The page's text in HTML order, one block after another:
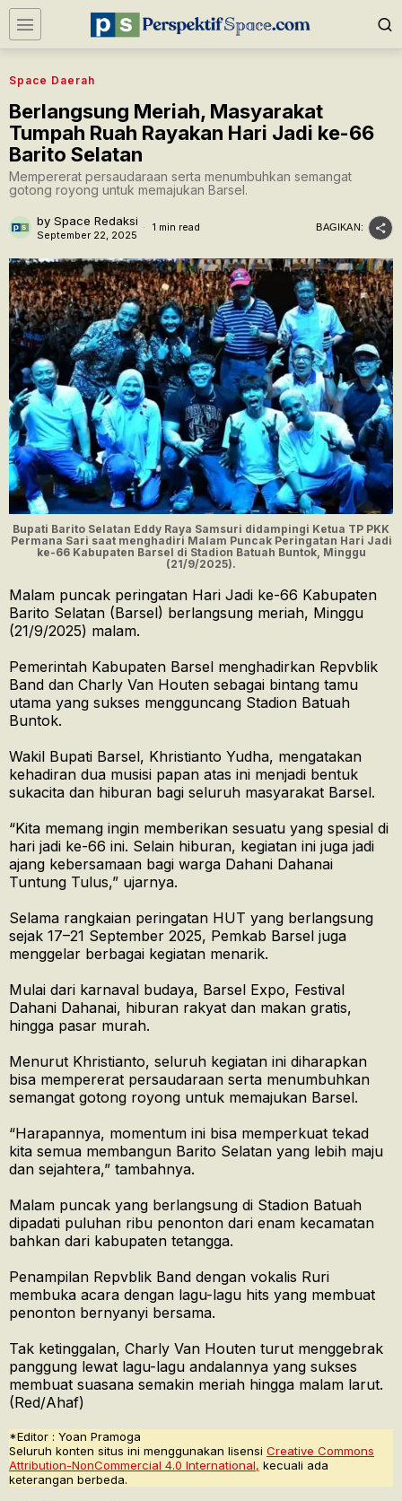
Space Daerah
Berlangsung Meriah, Masyarakat
Tumpah Ruah Rayakan Hari Jadi ke-66
Barito Selatan
Mempererat persaudaraan serta menumbuhkan semangat
gotong royong untuk memajukan Barsel.
by Space Redaksi
September 22, 2025
1 min read BAGIKAN:
Bupati Barito Selatan Eddy Raya Samsuri didampingi Ketua TP PKK
Permana Sari saat menghadiri Malam Puncak Peringatan Hari Jadi
ke-66 Kabupaten Barsel di Stadion Batuah Buntok, Minggu
(21/9/2025).
Malam puncak peringatan Hari Jadi ke-66 Kabupaten
Barito Selatan (Barsel) berlangsung meriah, Minggu
(21/9/2025) malam.
Pemerintah Kabupaten Barsel menghadirkan Repvblik
Band dan Charly Van Houten sebagai bintang tamu
utama yang sukses mengguncang Stadion Batuah
Buntok.
Wakil Bupati Barsel, Khristianto Yudha, mengatakan
kehadiran dua musisi papan atas ini menjadi bentuk
sukacita dan hiburan bagi seluruh masyarakat Barsel.
“Kita memang ingin memberikan sesuatu yang spesial di
hari jadi ke-66 ini. Selain hiburan, kegiatan ini juga jadi
ajang kebersamaan bagi warga Dahani Dahanai
Tuntung Tulus,” ujarnya.
Selama rangkaian peringatan HUT yang berlangsung
sejak 17–21 September 2025, Pemkab Barsel juga
menggelar berbagai kegiatan menarik.
Mulai dari karnaval budaya, Barsel Expo, Festival
Dahani Dahanai, hiburan rakyat dan makan gratis,
hingga pasar murah.
Menurut Khristianto, seluruh kegiatan ini diharapkan
bisa mempererat persaudaraan serta menumbuhkan
semangat gotong royong untuk memajukan Barsel.
“Harapannya, momentum ini bisa memperkuat tekad
kita semua membangun Barito Selatan yang lebih maju
dan sejahtera,” tambahnya.
Malam puncak yang berlangsung di Stadion Batuah
dipadati puluhan ribu penonton dari enam kecamatan
bahkan dari kabupaten tetangga.
Penampilan Repvblik Band dengan vokalis Ruri
membuka acara dengan lagu-lagu hits yang membuat
penonton bernyanyi bersama.
Tak ketinggalan, Charly Van Houten turut menggebrak
panggung lewat lagu-lagu andalannya yang sukses
membuat suasana semakin meriah hingga malam larut.
(Red/Ahaf)
*Editor : Yoan Pramoga
Seluruh konten situs ini menggunakan lisensi Creative Commons
Attribution-NonCommercial 4.0 International, kecuali ada
keterangan berbeda.